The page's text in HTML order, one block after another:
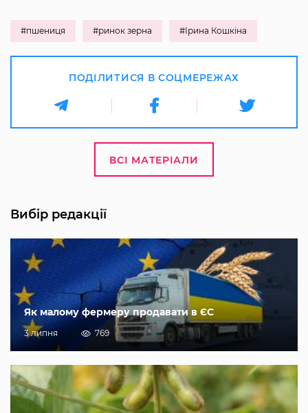
#пшениця #ринок зерна #Ірина Кошкіна
ПОДІЛИТИСЯ В СОЦМЕРЕЖАХ
ВСІ МАТЕРІАЛИ
Вибір редакції
Як малому фермеру продавати в ЄС
3 липня 769